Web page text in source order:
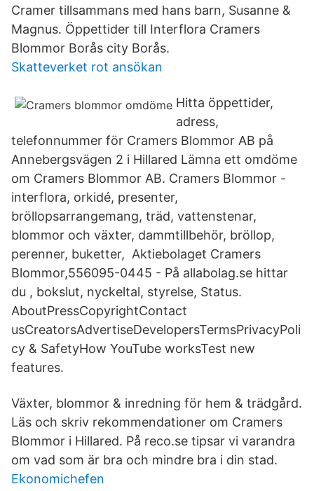
Cramer tillsammans med hans barn, Susanne &
Magnus. Öppettider till Interflora Cramers
Blommor Borås city Borås.
Skatteverket rot ansökan
Hitta öppettider,
adress,
telefonnummer för Cramers Blommor AB på
Annebergsvägen 2 i Hillared Lämna ett omdöme
om Cramers Blommor AB. Cramers Blommor -
interflora, orkidé, presenter,
bröllopsarrangemang, träd, vattenstenar,
blommor och växter, dammtillbehör, bröllop,
perenner, buketter, Aktiebolaget Cramers
Blommor,556095-0445 - På allabolag.se hittar
du , bokslut, nyckeltal, styrelse, Status.
AboutPressCopyrightContact
usCreatorsAdvertiseDevelopersTermsPrivacyPoli
cy & SafetyHow YouTube worksTest new
features.
Växter, blommor & inredning för hem & trädgård.
Läs och skriv rekommendationer om Cramers
Blommor i Hillared. På reco.se tipsar vi varandra
om vad som är bra och mindre bra i din stad.
Ekonomichefen